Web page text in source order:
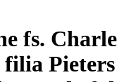
fs.